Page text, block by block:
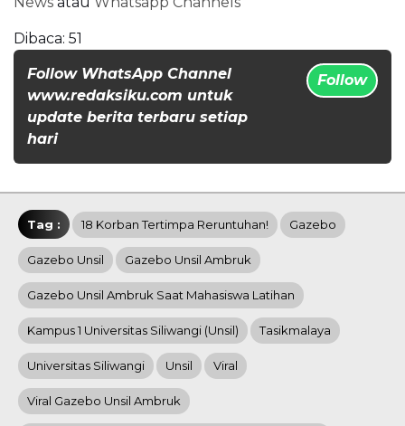
Dibaca: 51
Follow WhatsApp Channel
www.redaksiku.com untuk
update berita terbaru setiap
hari
Follow
Tag : 18 Korban Tertimpa Reruntuhan! Gazebo
Gazebo Unsil Gazebo Unsil Ambruk
Gazebo Unsil Ambruk Saat Mahasiswa Latihan
Kampus 1 Universitas Siliwangi (Unsil) Tasikmalaya
Universitas Siliwangi Unsil Viral
Viral Gazebo Unsil Ambruk